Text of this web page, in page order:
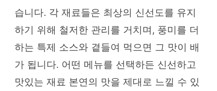
습니다. 각 재료들은 최상의 신선도를 유지
하기 위해 철저한 관리를 거치며, 풍미를 더
하는 특제 소스와 곁들여 먹으면 그 맛이 배
가 됩니다. 어떤 메뉴를 선택하든 신선하고
맛있는 재료 본연의 맛을 제대로 느낄 수 있